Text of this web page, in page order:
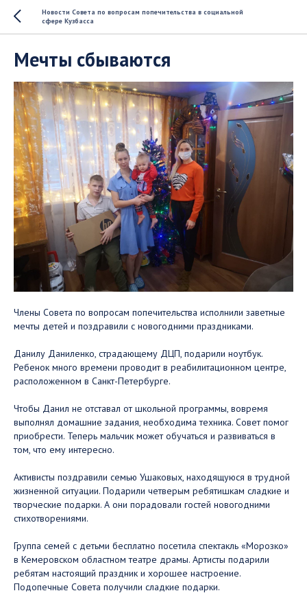
Новости Совета по вопросам попечительства в социальной
сфере Кузбасса
Мечты сбываются
Члены Совета по вопросам попечительства исполнили заветные
мечты детей и поздравили с новогодними праздниками.
Данилу Даниленко, страдающему ДЦП, подарили ноутбук.
Ребенок много времени проводит в реабилитационном центре,
расположенном в Санкт-Петербурге.
Чтобы Данил не отставал от школьной программы, вовремя
выполнял домашние задания, необходима техника. Совет помог
приобрести. Теперь мальчик может обучаться и развиваться в
том, что ему интересно.
Активисты поздравили семью Ушаковых, находящуюся в трудной
жизненной ситуации. Подарили четверым ребятишкам сладкие и
творческие подарки. А они порадовали гостей новогодними
стихотворениями.
Группа семей с детьми бесплатно посетила спектакль «Морозко»
в Кемеровском областном театре драмы. Артисты подарили
ребятам настоящий праздник и хорошее настроение.
Подопечные Совета получили сладкие подарки.